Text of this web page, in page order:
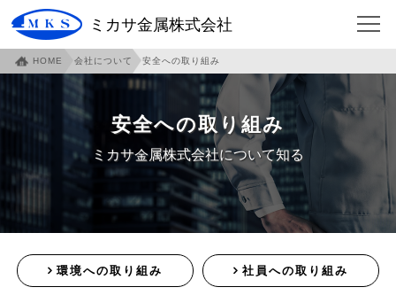
ミカサ金属株式会社
HOME 会社について
企業概要 ご挨拶
本社・泉北工場紹介
伊賀工場紹介
伊賀工場社員寮
事業内容 各部門紹介
HOME 会社について 安全への取り組み
安全への取り組み
ミカサ金属株式会社について知る
環境への取り組み 社員への取り組み